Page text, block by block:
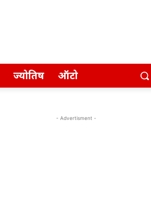
ज्योतिष ऑटो
- Advertisment -